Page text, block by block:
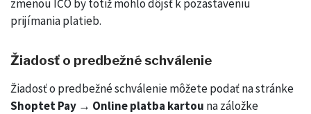
zmenou IČO by totiž mohlo dôjsť k pozastaveniu
prijímania platieb.
Žiadosť o predbežné schválenie
Žiadosť o predbežné schválenie môžete podať na stránke
Shoptet Pay → Online platba kartou na záložke